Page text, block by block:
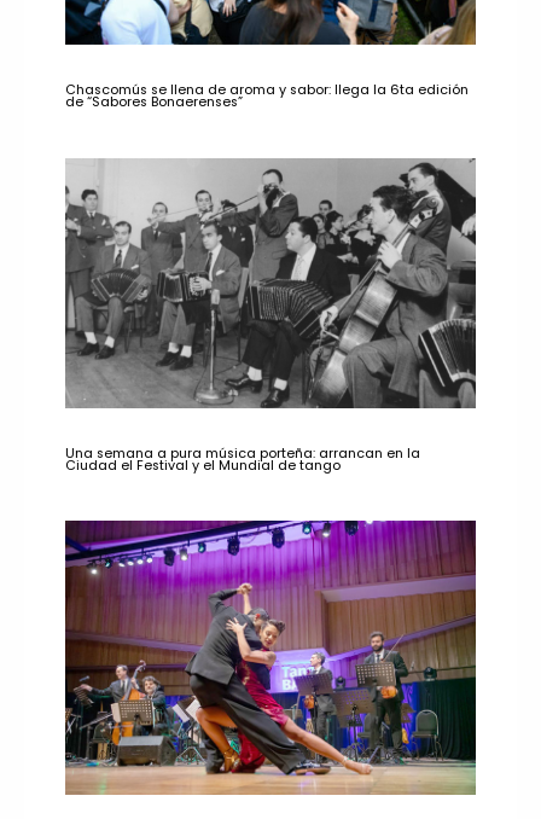
Chascomús se llena de aroma y sabor: llega la 6ta edición
de “Sabores Bonaerenses”
Una semana a pura música porteña: arrancan en la
Ciudad el Festival y el Mundial de tango